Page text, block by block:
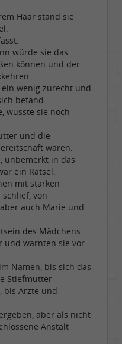
Haar stand sie
würde sie das
können und der
wenig zurecht und
befand.
wusste sie noch
und die
waren.
unbemerkt in das
ein Rätsel.
mit starken
von
auch Marie und
des Mädchens
und warnten sie vor
Namen, bis sich das
Stiefmutter
bis Ärzte und
aber als nicht
Anstalt